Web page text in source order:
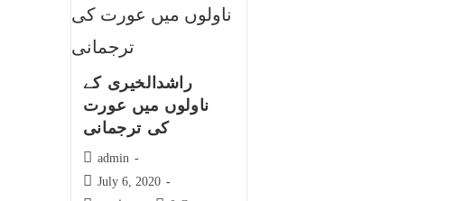
راشدالخیری کے
ناولوں میں عورت
کی ترجمانی
admin
July 6, 2020